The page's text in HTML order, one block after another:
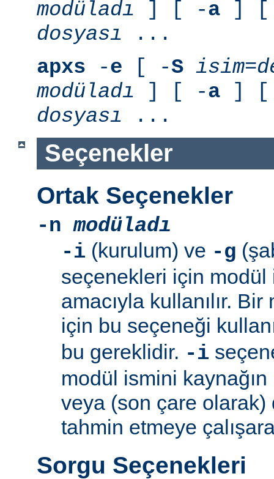
modüladı ] [ -a ] [
dosyası ...
apxs -e [ -S
modüladı ] [ -a ] [
dosyası ...
Seçenekler
Ortak Seçenekler
-n modüladı
-i (kurulum) ve -g
seçenekleri için modül
amacıyla kullanılır.
için bu seçeneği
bu gereklidir. -i
modül ismini
veya (son çare
tahmin etmeye
Sorgu Seçenekleri